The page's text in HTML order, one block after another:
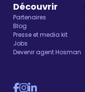
Découvrir
Partenaires
Blog
Presse et media kit
Jobs
Devenir agent Hosman